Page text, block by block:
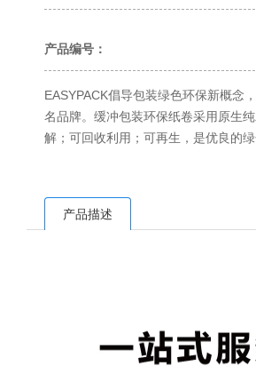
产品编号：
EASYPACK倡导包装绿色环保新概念
名品牌。缓冲包装环保纸卷采用原生
解；可回收利用；可再生，是优良的绿
产品描述